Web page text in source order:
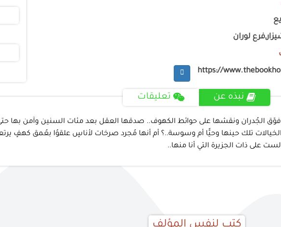
لوران
https://
نبذه عن تعليقات
فوّق الجُدران ونقشها على حوائط الكهوف.. صدقها العقل بعد مئات السنين وآمن بها
تلك حينها وحيًّا أم وسوسة..؟ أم أنها مُجرد صرخات لأناسٍ علقوُا بعُمق كهفٍ
على ذات الجزيرة التي أنا منها..